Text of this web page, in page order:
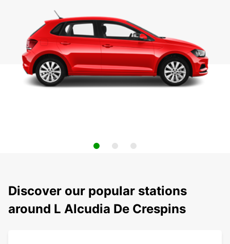
Discover our popular stations
around L Alcudia De Crespins